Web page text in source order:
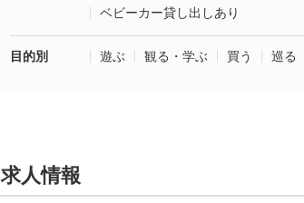
ベビーカー貸し出しあり
目的別 遊ぶ 観る・学ぶ 買う 巡る
求人情報